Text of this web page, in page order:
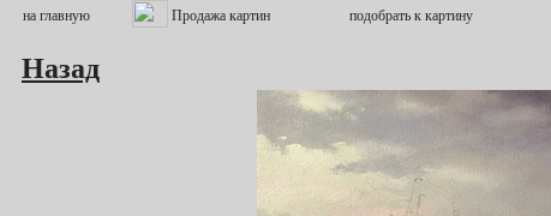
Назад